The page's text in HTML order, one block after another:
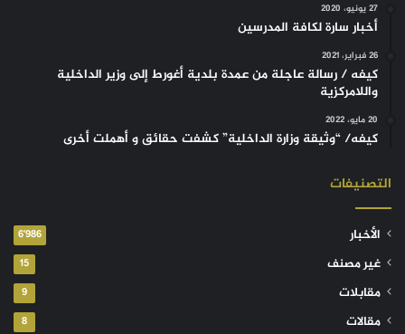
27 يونيو، 2020
أخبار سارة لكافة المدرسين
26 فبراير، 2021
كيفه / رسالة عاجلة من عمدة بلدية أغورط إلى وزير الداخلية
واللامركزية
20 مايو، 2022
كيفه/ “وثيقة وزارة الداخلية” كشفت حقائق و أهملت أخرى
التصنيفات
الأخبار 6٬986
غير مصنف 15
مقابلات 9
مقالات 8